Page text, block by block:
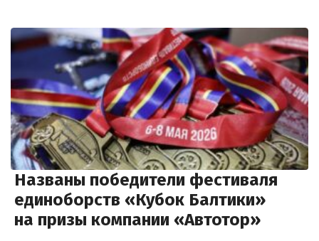
Названы победители фестиваля
единоборств «Кубок Балтики»
на призы компании «Автотор»